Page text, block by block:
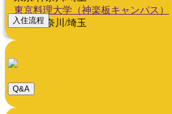
東京料理大学（神楽板キャンパス）
東京/神奈川/埼玉
入住流程
Q&A